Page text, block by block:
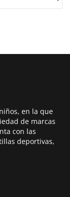
en la que
de marcas
con las
deportivas,